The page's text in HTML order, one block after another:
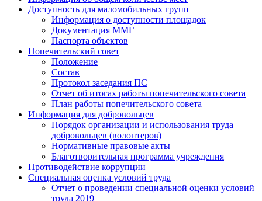
Доступность для маломобильных групп
Информация о доступности площадок
Документация ММГ
Паспорта объектов
Попечительский совет
Положение
Состав
Протокол заседания ПС
Отчет об итогах работы попечительского совета
План работы попечительского совета
Информация для добровольцев
Порядок организации и использования труда
добровольцев (волонтеров)
Нормативные правовые акты
Благотворительная программа учреждения
Противодействие коррупции
Специальная оценка условий труда
Отчет о проведении специальной оценки условий
труда 2019